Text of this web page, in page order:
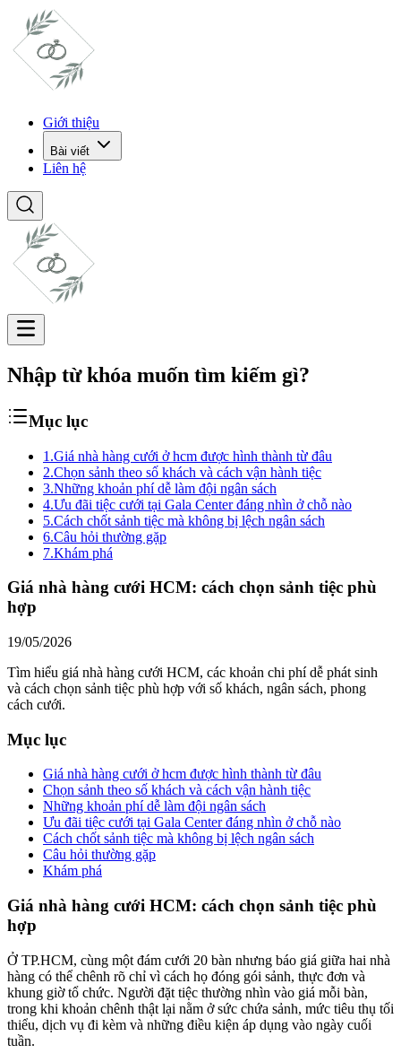
Giới thiệu
Bài viết
Liên hệ
Nhập từ khóa muốn tìm kiếm gì?
Mục lục
1.Giá nhà hàng cưới ở hcm được hình thành từ đâu
2.Chọn sảnh theo số khách và cách vận hành tiệc
3.Những khoản phí dễ làm đội ngân sách
4.Ưu đãi tiệc cưới tại Gala Center đáng nhìn ở chỗ nào
5.Cách chốt sảnh tiệc mà không bị lệch ngân sách
6.Câu hỏi thường gặp
7.Khám phá
Giá nhà hàng cưới HCM: cách chọn sảnh tiệc phù
hợp
19/05/2026
Tìm hiểu giá nhà hàng cưới HCM, các khoản chi phí dễ phát sinh
và cách chọn sảnh tiệc phù hợp với số khách, ngân sách, phong
cách cưới.
Mục lục
Giá nhà hàng cưới ở hcm được hình thành từ đâu
Chọn sảnh theo số khách và cách vận hành tiệc
Những khoản phí dễ làm đội ngân sách
Ưu đãi tiệc cưới tại Gala Center đáng nhìn ở chỗ nào
Cách chốt sảnh tiệc mà không bị lệch ngân sách
Câu hỏi thường gặp
Khám phá
Giá nhà hàng cưới HCM: cách chọn sảnh tiệc phù
hợp
Ở TP.HCM, cùng một đám cưới 20 bàn nhưng báo giá giữa hai nhà
hàng có thể chênh rõ chỉ vì cách họ đóng gói sảnh, thực đơn và
khung giờ tổ chức. Người đặt tiệc thường nhìn vào giá mỗi bàn,
trong khi khoản chênh thật lại nằm ở sức chứa sảnh, mức tiêu thụ tối
thiểu, dịch vụ đi kèm và những điều kiện áp dụng vào ngày cuối
tuần.